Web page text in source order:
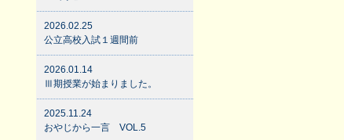
2026.02.25
公立高校入試１週間前
2026.01.14
Ⅲ期授業が始まりました。
2025.11.24
おやじから一言 VOL.5